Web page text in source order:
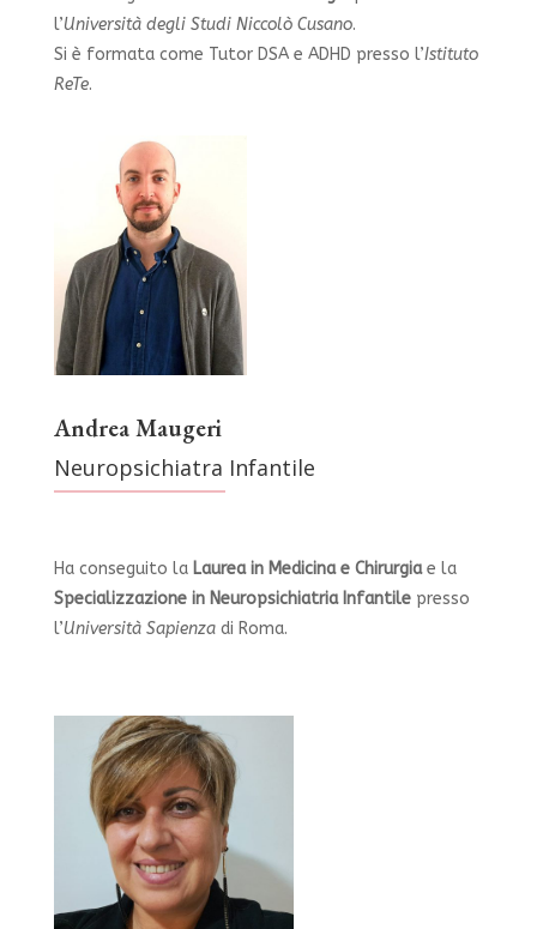
l’Università degli Studi Niccolò Cusano.
Si è formata come Tutor DSA e ADHD presso l’Istituto
ReTe.
Andrea Maugeri
Neuropsichiatra Infantile
Ha conseguito la Laurea in Medicina e Chirurgiae la
Specializzazione in Neuropsichiatria Infantile presso
l’Università Sapienzadi Roma.